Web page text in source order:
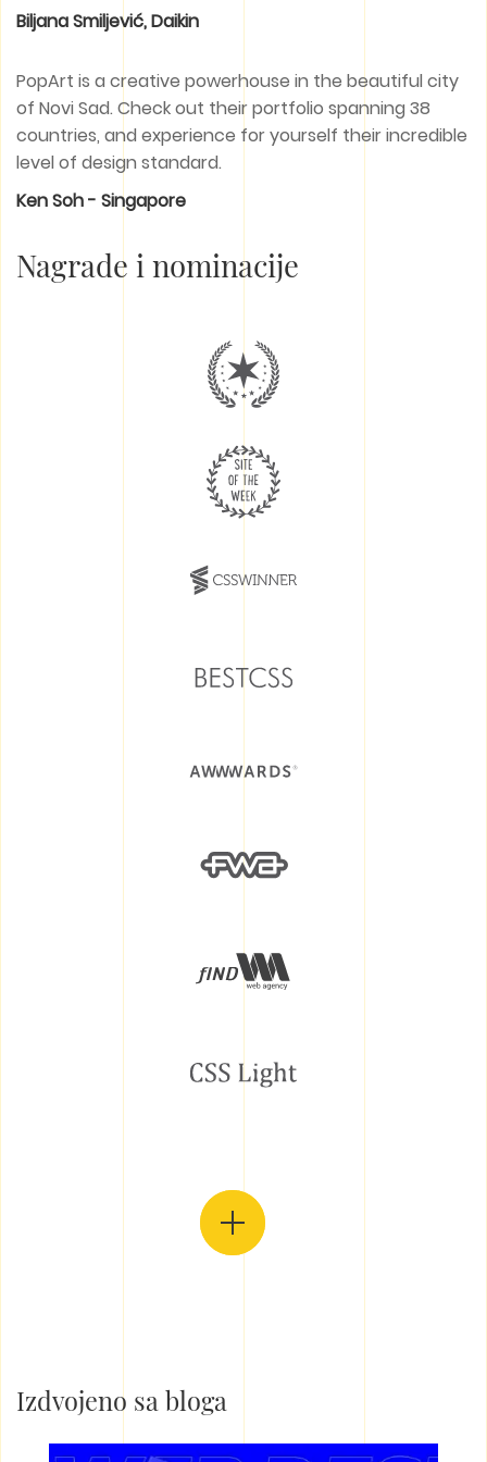
Biljana Smiljević, Daikin
PopArt is a creative powerhouse in the beautiful city
of Novi Sad. Check out their portfolio spanning 38
countries, and experience for yourself their incredible
level of design standard.
Ken Soh - Singapore
Nagrade i nominacije
Izdvojeno sa bloga